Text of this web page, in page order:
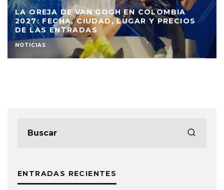
LA OREJA DE VAN GOGH EN COLOMBIA
2027: FECHA, CIUDAD, LUGAR Y PRECIOS
DE LAS ENTRADAS
NOTICIAS
ENTRADAS RECIENTES